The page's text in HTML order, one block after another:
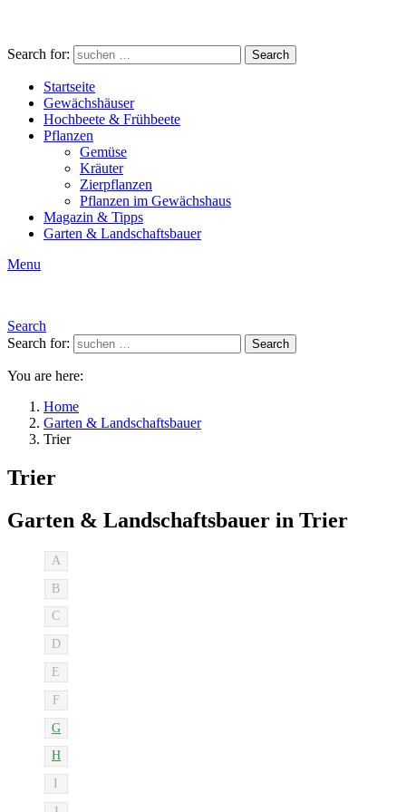
Search for: Search
Startseite
Gewächshäuser
Hochbeete & Frühbeete
Pflanzen
Gemüse
Kräuter
Zierpflanzen
Pflanzen im Gewächshaus
Magazin & Tipps
Garten & Landschaftsbauer
Menu
Search
Search for:
Search
You are here:
Home
Garten & Landschaftsbauer
Trier
Trier
Garten & Landschaftsbauer in Trier
A
B
C
D
E
F
G
H
I